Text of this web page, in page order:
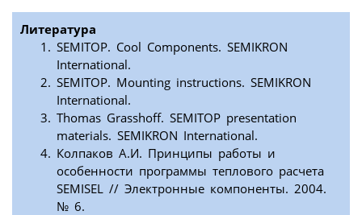
Литература
SEMITOP. Cool Components. SEMIKRON
International.
SEMITOP. Mounting instructions. SEMIKRON
International.
Thomas Grasshoff. SEMITOP presentation
materials. SEMIKRON International.
Колпаков А.И. Принципы работы и
особенности программы теплового расчета
SEMISEL // Электронные компоненты. 2004.
№ 6.